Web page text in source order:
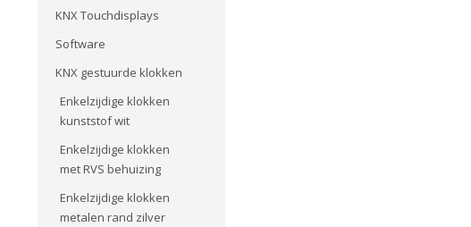
KNX Touchdisplays
Software
KNX gestuurde klokken
Enkelzijdige klokken
kunststof wit
Enkelzijdige klokken
met RVS behuizing
Enkelzijdige klokken
metalen rand zilver